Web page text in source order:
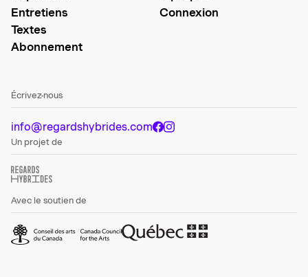
Entretiens
Textes
Abonnement
Connexion
Écrivez-nous
info@regardshybrides.com
Un projet de
Avec le soutien de